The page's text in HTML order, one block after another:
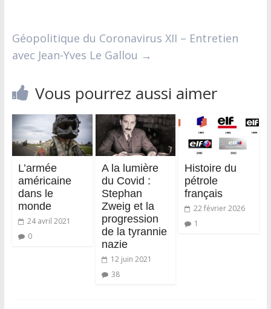
Géopolitique du Coronavirus XII – Entretien
avec Jean-Yves Le Gallou →
Vous pourrez aussi aimer
L’armée
américaine
dans le
monde
24 avril 2021
0
A la lumière
du Covid :
Stephan
Zweig et la
progression
de la tyrannie
nazie
12 juin 2021
38
Histoire du
pétrole
français
22 février 2026
1